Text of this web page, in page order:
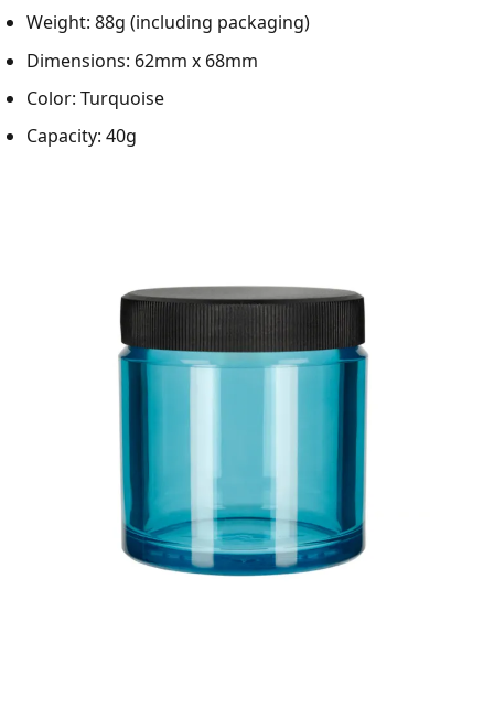
Weight: 88g (including packaging)
Dimensions: 62mm x 68mm
Color: Turquoise
Capacity: 40g